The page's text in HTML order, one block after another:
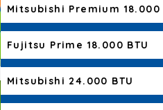
Fujitsu Prime 18.000 BTU
Mitsubishi 24.000 BTU